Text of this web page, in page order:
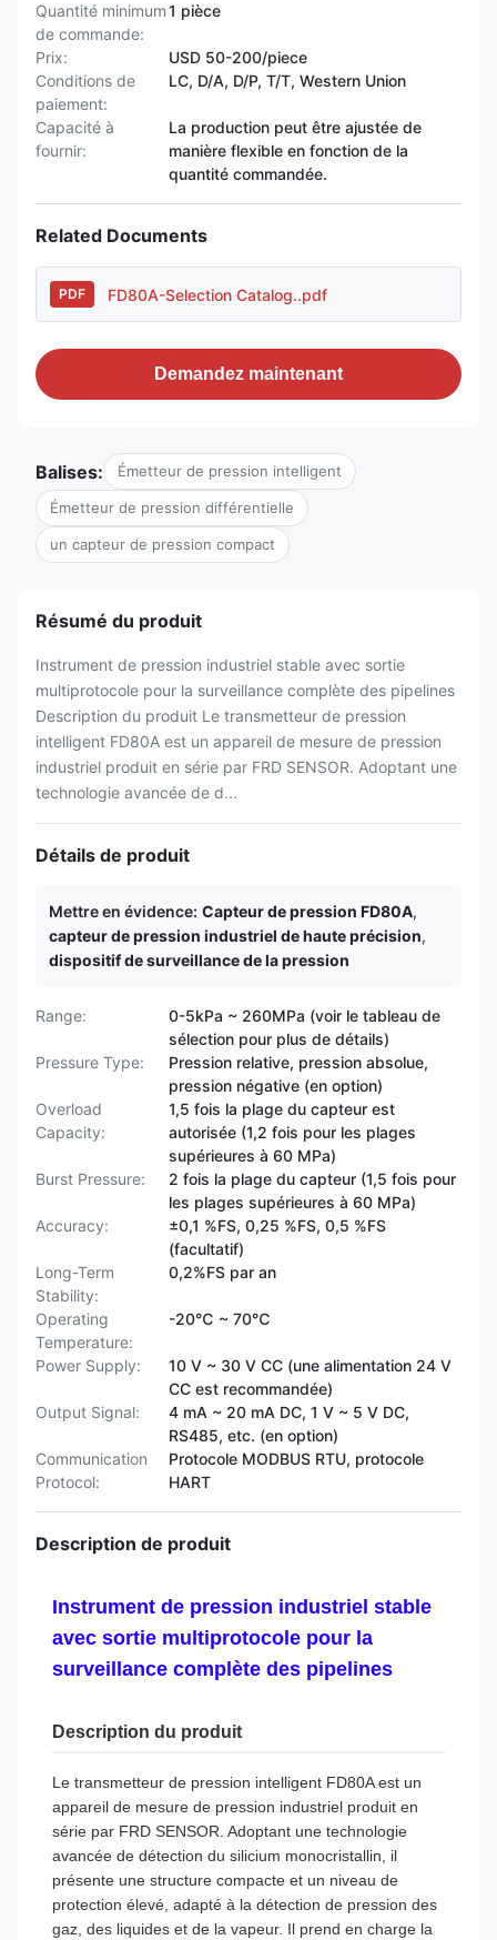
Quantité minimum
de commande:
1 pièce
Prix:
USD 50-200/piece
Conditions de
paiement:
LC, D/A, D/P, T/T, Western Union
Capacité à
fournir:
La production peut être ajustée de
manière flexible en fonction de la
quantité commandée.
Related Documents
PDF FD80A-Selection Catalog..pdf
Demandez maintenant
Balises: Émetteur de pression intelligent
Émetteur de pression différentielle
un capteur de pression compact
Résumé du produit
Instrument de pression industriel stable avec sortie
multiprotocole pour la surveillance complète des pipelines
Description du produit Le transmetteur de pression
intelligent FD80A est un appareil de mesure de pression
industriel produit en série par FRD SENSOR. Adoptant une
technologie avancée de d...
Détails de produit
Mettre en évidence: Capteur de pression FD80A,
capteur de pression industriel de haute précision,
dispositif de surveillance de la pression
Range:
0-5kPa ~ 260MPa (voir le tableau de
sélection pour plus de détails)
Pressure Type:
Pression relative, pression absolue,
pression négative (en option)
Overload
Capacity:
1,5 fois la plage du capteur est
autorisée (1,2 fois pour les plages
supérieures à 60 MPa)
Burst Pressure:
2 fois la plage du capteur (1,5 fois pour
les plages supérieures à 60 MPa)
Accuracy:
±0,1 %FS, 0,25 %FS, 0,5 %FS
(facultatif)
Long-Term
Stability:
0,2%FS par an
Operating
Temperature:
-20℃ ~ 70℃
Power Supply:
10 V ~ 30 V CC (une alimentation 24 V
CC est recommandée)
Output Signal:
4 mA ~ 20 mA DC, 1 V ~ 5 V DC,
RS485, etc. (en option)
Communication
Protocol:
Protocole MODBUS RTU, protocole
HART
Description de produit
Instrument de pression industriel stable
avec sortie multiprotocole pour la
surveillance complète des pipelines
Description du produit
Le transmetteur de pression intelligent FD80A est un
appareil de mesure de pression industriel produit en
série par FRD SENSOR. Adoptant une technologie
avancée de détection du silicium monocristallin, il
présente une structure compacte et un niveau de
protection élevé, adapté à la détection de pression des
gaz, des liquides et de la vapeur. Il prend en charge la